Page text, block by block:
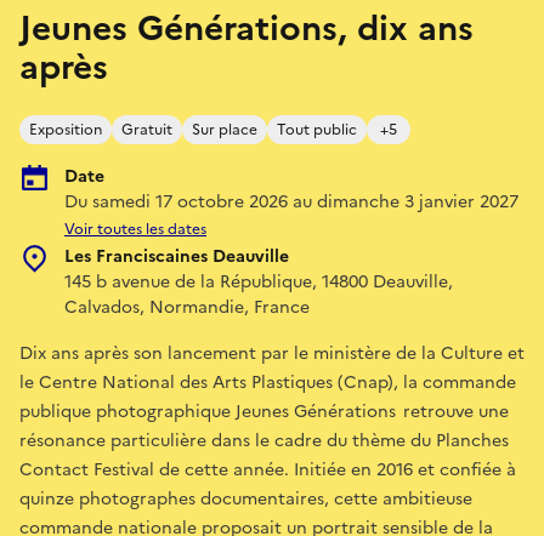
Jeunes Générations, dix ans
après
Exposition Gratuit Sur place Tout public +5
Date
Du samedi 17 octobre 2026 au dimanche 3 janvier 2027
Voir toutes les dates
Les Franciscaines Deauville
145 b avenue de la République, 14800 Deauville,
Calvados, Normandie, France
Dix ans après son lancement par le ministère de la Culture et
le Centre National des Arts Plastiques (Cnap), la commande
publique photographique Jeunes Générations retrouve une
résonance particulière dans le cadre du thème du Planches
Contact Festival de cette année. Initiée en 2016 et confiée à
quinze photographes documentaires, cette ambitieuse
commande nationale proposait un portrait sensible de la